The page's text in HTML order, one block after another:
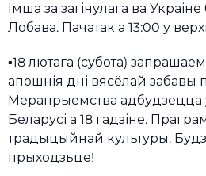
Імша за загінулага ва
Лобава. Пачатак а 13:00 у
▪️18 лютага (субота)
апошнія дні вясёлай забавы
Мерапрыемства адбудзецца
Беларусі а 18 гадзіне.
традыцыйнай культуры.
прыходзьце!